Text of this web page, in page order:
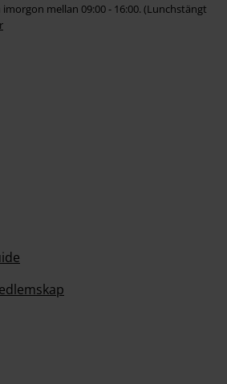
mellan 09:00 - 16:00. (Lunchstängt